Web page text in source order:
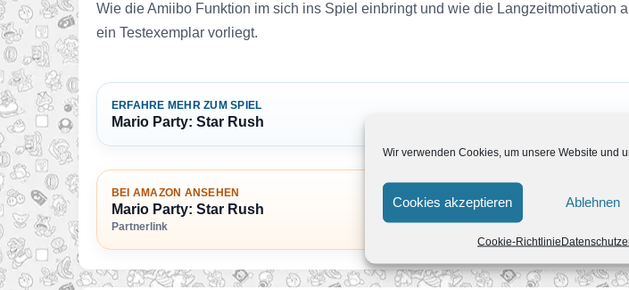
Wir verwenden Cookies, um unsere Website und
Cookies akzeptieren Ablehnen
Cookie-Richtlinie
Wie die Amiibo Funktion im sich ins Spiel einbringt und wie die
ein Testexemplar vorliegt.
ERFAHRE MEHR ZUM SPIEL
Mario Party: Star Rush
BEI AMAZON ANSEHEN
Mario Party: Star Rush
Partnerlink